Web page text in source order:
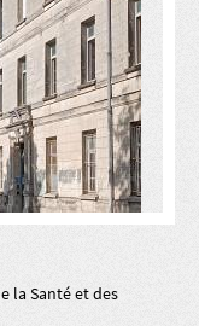
la Santé et des